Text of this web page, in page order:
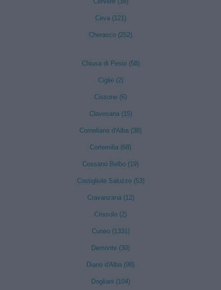
Ceva (121)
Cherasco (252)
Chiusa di Pesio (58)
Cigliè (2)
Cissone (6)
Clavesana (15)
Corneliano d'Alba (38)
Cortemilia (68)
Cossano Belbo (19)
Costigliole Saluzzo (53)
Cravanzana (12)
Crissolo (2)
Cuneo (1331)
Demonte (30)
Diano d'Alba (98)
Dogliani (104)